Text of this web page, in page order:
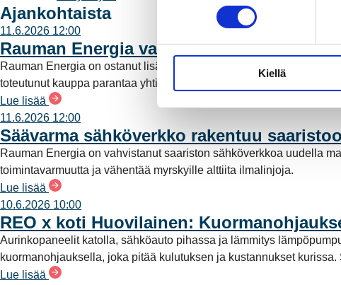
u
m
u
k
e
n
v
i
n
Kiellä
Ajankohtaista
11.6.2026 12:00
Rauman Energia vahvistaa rooliaan
Rauman Energia on ostanut lisää osuuksia sähköntuotannosta
toteutunut kauppa parantaa yhtiön omavaraisuutta ja lisää
Lue lisää
11.6.2026 12:00
Säävarma sähköverkko rakentuu
Rauman Energia on vahvistanut saariston sähköverkkoa uudella
toimintavarmuutta ja vähentää myrskyille alttiita ilmalinjoja.
Lue lisää
10.6.2026 10:00
REO x koti Huovilainen:
Aurinkopaneelit katolla, sähköauto pihassa ja lämmitys
kuormanohjauksella, joka pitää kulutuksen ja kustannukset
Lue lisää